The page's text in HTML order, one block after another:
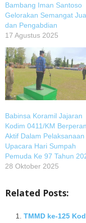
Bambang Iman Santoso
Gelorakan Semangat
dan Pengabdian
17 Agustus 2025
Babinsa Koramil Jajaran
Kodim 0411/KM Berperan
Aktif Dalam Pelaksanaan
Upacara Hari Sumpah
Pemuda Ke 97 Tahun
28 Oktober 2025
Related Posts:
TMMD ke-125